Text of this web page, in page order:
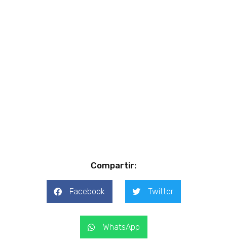
Compartir:
Facebook Twitter
WhatsApp